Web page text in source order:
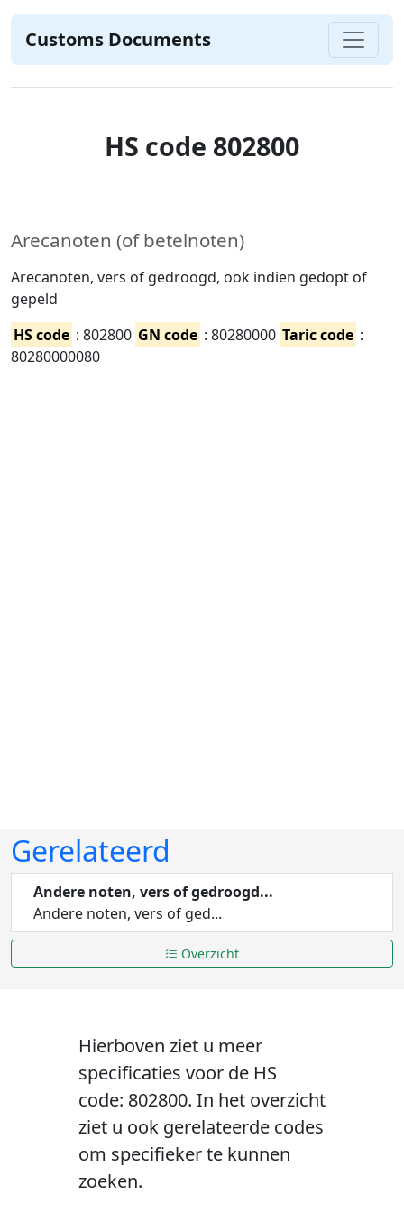
Customs Documents
HS code 802800
Arecanoten (of betelnoten)
Arecanoten, vers of gedroogd, ook indien gedopt of
gepeld
HS code : 802800 GN code : 80280000 Taric code :
80280000080
Gerelateerd
Andere noten, vers of gedroogd...
Andere noten, vers of ged...
Overzicht
Hierboven ziet u meer
specificaties voor de HS
code: 802800. In het overzicht
ziet u ook gerelateerde codes
om specifieker te kunnen
zoeken.